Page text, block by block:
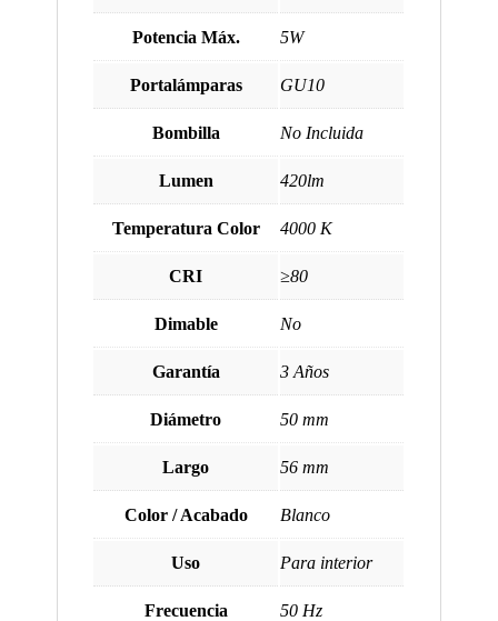
Potencia Máx. 5W
Portalámparas GU10
Bombilla No Incluida
Lumen 420lm
Temperatura Color 4000 K
CRI ≥80
Dimable No
Garantía 3 Años
Diámetro 50 mm
Largo 56 mm
Color / Acabado Blanco
Uso Para interior
Frecuencia 50 Hz